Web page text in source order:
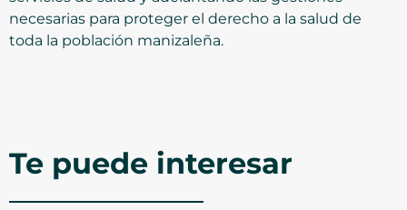
necesarias para proteger el derecho a la salud de
toda la población manizaleña.
Te puede interesar